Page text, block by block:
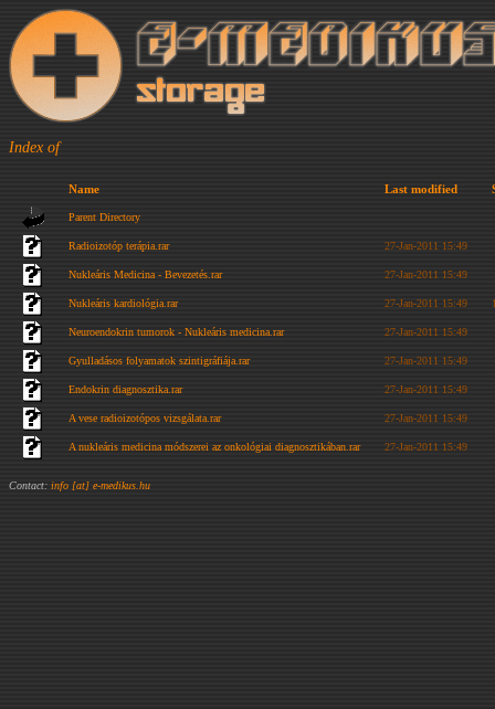
Index of
Name Last modified
Parent Directory
Radioizotóp terápia.rar 27-Jan-2011 15:49
Nukleáris Medicina - Bevezetés.rar 27-Jan-2011 15:49
Nukleáris kardiológia.rar 27-Jan-2011 15:49
Neuroendokrin tumorok - Nukleáris medicina.rar 27-Jan-2011 15:49
Gyulladásos folyamatok szintigráfiája.rar 27-Jan-2011 15:49
Endokrin diagnosztika.rar 27-Jan-2011 15:49
A vese radioizotópos vizsgálata.rar 27-Jan-2011 15:49
A nukleáris medicina módszerei az onkológiai diagnosztikában.rar 27-Jan-2011 15:49
Contact: info [at] e-medikus.hu